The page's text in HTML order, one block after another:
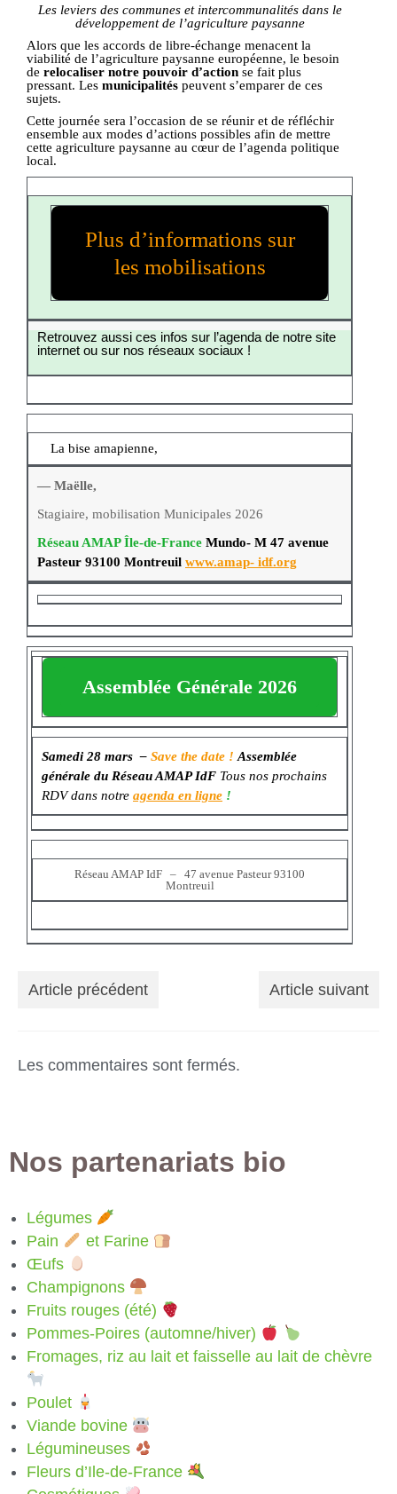
Les leviers des communes et intercommunalités dans le
développement de l’agriculture paysanne
Alors que les accords de libre-échange menacent la
viabilité de l’agriculture paysanne européenne, le besoin
de relocaliser notre pouvoir d’action se fait plus
pressant. Les municipalités peuvent s’emparer de ces
sujets.
Cette journée sera l’occasion de se réunir et de réfléchir
ensemble aux modes d’actions possibles afin de mettre
cette agriculture paysanne au cœur de l’agenda politique
local.
Plus d’informations sur
les mobilisations
Retrouvez aussi ces infos sur l’agenda de notre site
internet ou sur nos réseaux sociaux !
La bise amapienne,
— Maëlle,
Stagiaire, mobilisation Municipales 2026
Réseau AMAP Île-de-France Mundo- M 47 avenue
Pasteur 93100 Montreuil www.amap- idf.org
Assemblée Générale 2026
Samedi 28 mars – Save the date ! Assemblée
générale du Réseau AMAP IdF Tous nos prochains
RDV dans notre agenda en ligne !
Réseau AMAP IdF – 47 avenue Pasteur 93100
Montreuil
Article précédent Article suivant
Les commentaires sont fermés.
Nos partenariats bio
Légumes
Pain
et Farine
Œufs
Champignons
Fruits rouges (été)
Pommes-Poires (automne/hiver)
Fromages, riz au lait et faisselle au lait de chèvre
Poulet
Viande bovine
Légumineuses
Fleurs d’Ile-de-France